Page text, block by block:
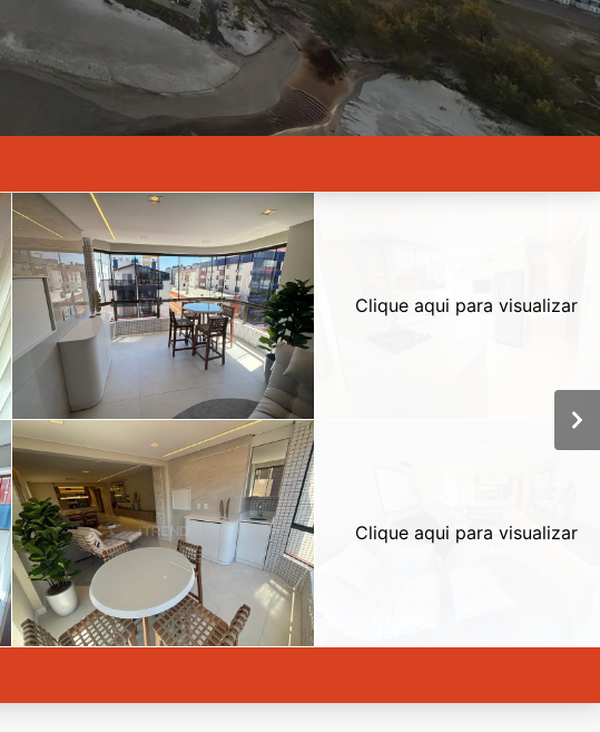
Clique aqui para visualizar
Clique aqui para visualizar